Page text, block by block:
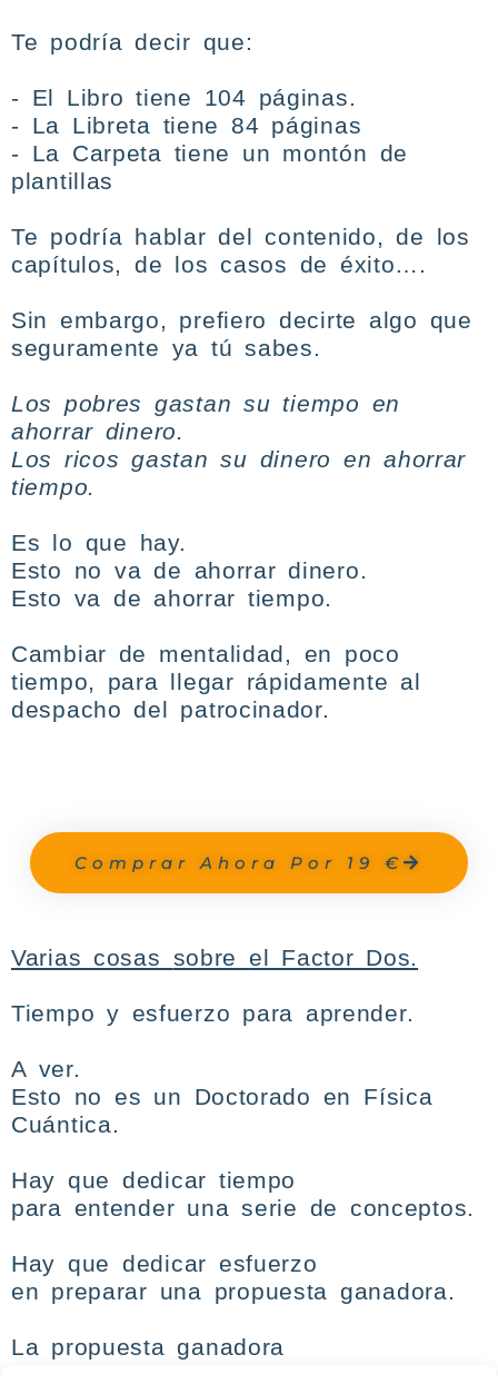
Te podría decir que:
- El Libro tiene 104 páginas.
- La Libreta tiene 84 páginas
- La Carpeta tiene un montón de
plantillas
Te podría hablar del contenido, de los
capítulos, de los casos de éxito….
Sin embargo, prefiero decirte algo que
seguramente ya tú sabes.
Los pobres gastan su tiempo en
ahorrar dinero.
Los ricos gastan su dinero enahorrar
tiempo.
Es lo que hay.
Esto no va de ahorrar dinero.
Esto va de ahorrar tiempo.
Cambiar de mentalidad, en poco
tiempo, para llegar rápidamente al
despacho del patrocinador.
Comprar Ahora Por 19 €
Varias cosas sobre el Factor Dos.
Tiempo y esfuerzo para aprender.
A ver.
Esto no es un Doctorado en Física
Cuántica.
Hay que dedicar tiempo
para entender una serie de conceptos.
Hay que dedicar esfuerzo
en preparar una propuesta ganadora.
La propuesta ganadora